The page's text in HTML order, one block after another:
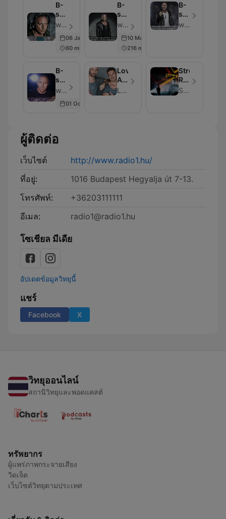
B-
sensual
Official
DEEP
Podcast
with Bárány Attila - ตอน 24
06 Jan 2017
60 min
B-
sensual
Official
HOUSE
Podcast
with Bárány Attila - ตอน 42
10 Mar 2019
216 min
B-
sensual
Official
with Bárány Attila
B-
sensual
Official
Podcast
with Bárány Attila - ตอน 6
01 Oct 2016
Loving
Arms
Podcast
Loving Arms
Strong
R.
-Strong R.
ผู้ติดต่อ
เว็บไซต์
http://www.radio1.hu/
ที่อยู่:
1016 Budapest Hegyalja út 7-13.
โทรศัพท์:
+36203111111
อีเมล:
radio1@radio1.hu
โซเชียล มีเดีย
อัปเดตข้อมูลวิทยุนี้
แชร์
Facebook X
วิทยุออนไลน์
สถานีวิทยุและพอดแคสต์
ทรัพยากร
ผู้แพร่ภาพกระจายเสียง
วิดเจ็ต
เว็บไซต์วิทยุตามประเทศ